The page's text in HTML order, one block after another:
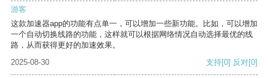
游客
这款加速器app的功能有点单一，可以增加一些新功能。比如，可以增加
一个自动切换线路的功能，这样就可以根据网络情况自动选择最优的线
路，从而获得更好的加速效果。
2025-08-30
支持[0] 反对[0]